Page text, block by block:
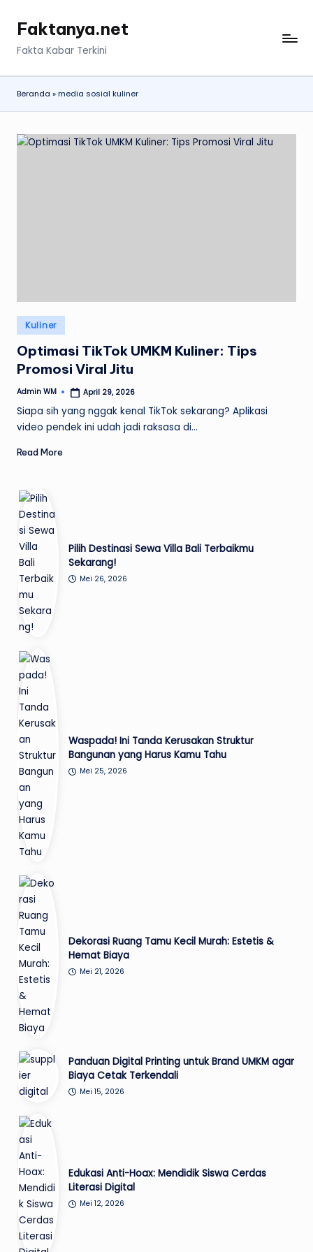
Faktanya.net
Fakta Kabar Terkini
Beranda »media sosial kuliner
Posted
in
Kuliner
Optimasi TikTok UMKM Kuliner: Tips
Promosi Viral Jitu
Posted
Admin WM April 29, 2026
Siapa sih yang nggak kenal TikTok sekarang? Aplikasi
video pendek ini udah jadi raksasa di…
Read More
Pilih Destinasi Sewa Villa Bali Terbaikmu
Sekarang!
Mei 26, 2026
Waspada! Ini Tanda Kerusakan Struktur
Bangunan yang Harus Kamu Tahu
Mei 25, 2026
Dekorasi Ruang Tamu Kecil Murah: Estetis &
Hemat Biaya
Mei 21, 2026
Panduan Digital Printing untuk Brand UMKM agar
Biaya Cetak Terkendali
Mei 15, 2026
Edukasi Anti-Hoax: Mendidik Siswa Cerdas
Literasi Digital
Mei 12, 2026